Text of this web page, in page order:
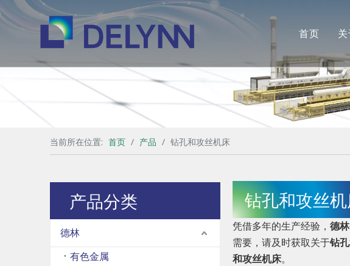
首页
当前所在位置: 首页 / 产品 / 钻孔和攻丝机床
产品分类
德林
有色金属
钻孔和攻丝
凭借多年的生产经验， 德
需要，请及时获取关于钻
和攻丝机床。